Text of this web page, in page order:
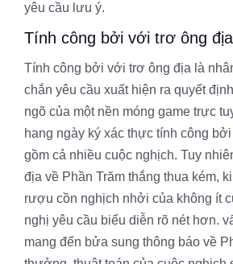
yêu cầu lưu ý.
Tính công bởi với trơ ông
Tính công bởi với trơ ông địa là
chắn yêu cầu xuất hiện ra quyết
ngõ của một nền móng game trực
hang ngày ký xác thực tính công
gồm cả nhiều cuộc nghịch. Tuy
địa về Phần Trăm thắng thua kém,
rượu cồn nghịch nhởi của không ít
nghị yêu cầu biểu diễn rõ nét hơn.
mang đến bửa sung thông báo về